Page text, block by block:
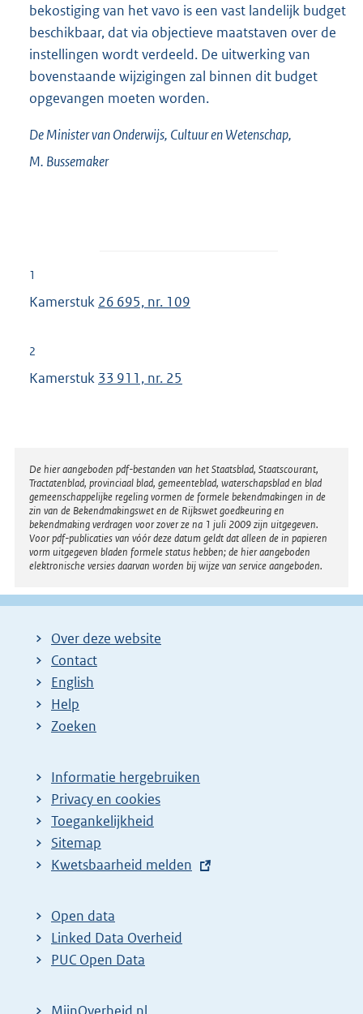
bekostiging van het vavo is een vast landelijk budget
beschikbaar, dat via objectieve maatstaven over de
instellingen wordt verdeeld. De uitwerking van
bovenstaande wijzigingen zal binnen dit budget
opgevangen moeten worden.
De Minister van Onderwijs, Cultuur en Wetenschap,
M. Bussemaker
1
Kamerstuk 26 695, nr. 109
2
Kamerstuk 33 911, nr. 25
Disclaimer
De hier aangeboden pdf-bestanden van het Staatsblad, Staatscourant,
Tractatenblad, provinciaal blad, gemeenteblad, waterschapsblad en blad
gemeenschappelijke regeling vormen de formele bekendmakingen in de
zin van de Bekendmakingswet en de Rijkswet goedkeuring en
bekendmaking verdragen voor zover ze na 1 juli 2009 zijn uitgegeven.
Voor pdf-publicaties van vóór deze datum geldt dat alleen de in papieren
vorm uitgegeven bladen formele status hebben; de hier aangeboden
elektronische versies daarvan worden bij wijze van service aangeboden.
Over deze website
Contact
English
Help
Zoeken
Informatie hergebruiken
Privacy en cookies
Toegankelijkheid
Sitemap
E
t
e
r
Kwetsbaarheid melden
Open data
Linked Data Overheid
PUC Open Data